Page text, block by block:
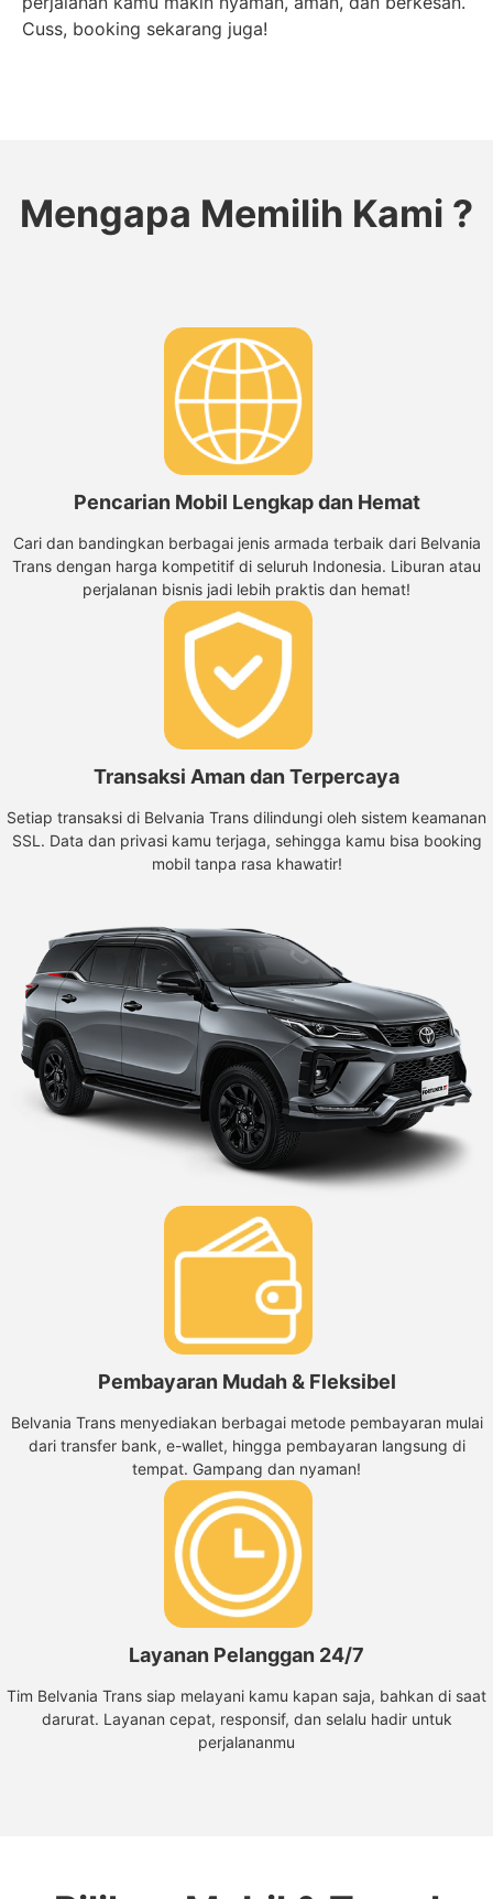
perjalanan kamu makin nyaman, aman, dan berkesan.
Cuss, booking sekarang juga!
Mengapa Memilih Kami ?
Pencarian Mobil Lengkap dan Hemat
Cari dan bandingkan berbagai jenis armada terbaik dari Belvania
Trans dengan harga kompetitif di seluruh Indonesia. Liburan atau
perjalanan bisnis jadi lebih praktis dan hemat!
Transaksi Aman dan Terpercaya
Setiap transaksi di Belvania Trans dilindungi oleh sistem keamanan
SSL. Data dan privasi kamu terjaga, sehingga kamu bisa booking
mobil tanpa rasa khawatir!
Pembayaran Mudah & Fleksibel
Belvania Trans menyediakan berbagai metode pembayaran mulai
dari transfer bank, e-wallet, hingga pembayaran langsung di
tempat. Gampang dan nyaman!
Layanan Pelanggan 24/7
Tim Belvania Trans siap melayani kamu kapan saja, bahkan di saat
darurat. Layanan cepat, responsif, dan selalu hadir untuk
perjalananmu